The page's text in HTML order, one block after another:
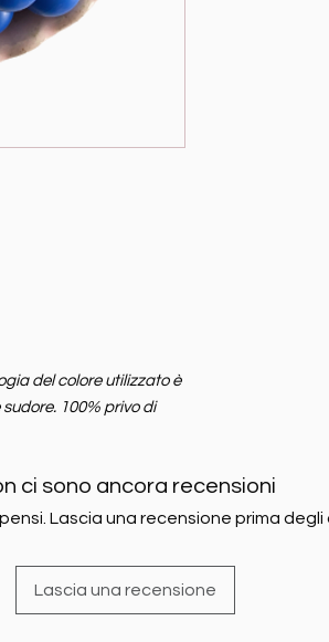
del colore utilizzato è
100% privo di
ci sono ancora recensioni
Lascia una recensione prima degli
Lascia una recensione